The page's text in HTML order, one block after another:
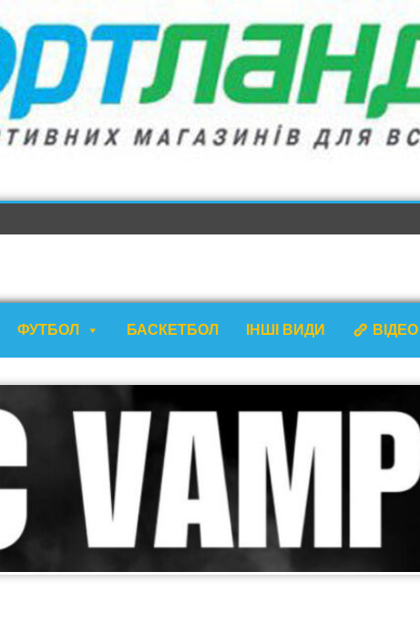
ФУТБОЛ БАСКЕТБОЛ ІНШІ ВИДИ ВІДЕО